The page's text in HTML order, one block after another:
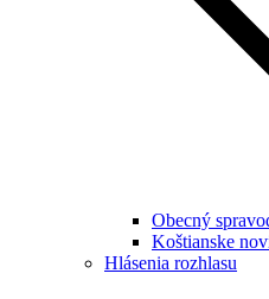
Obecný
Koštianske
Hlásenia rozhlasu